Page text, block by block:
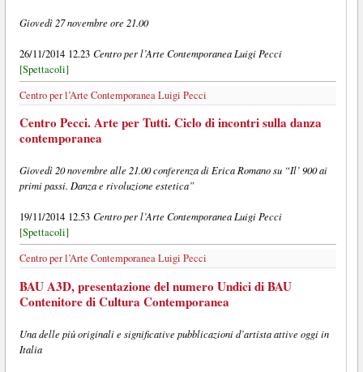
Giovedì 27 novembre ore 21.00
26/11/2014 12.23 Centro per l’Arte Contemporanea Luigi Pecci
[Spettacoli]
Centro per l’Arte Contemporanea Luigi Pecci
Centro Pecci. Arte per Tutti. Ciclo di incontri sulla danza
contemporanea
Giovedì 20 novembre alle 21.00 conferenza di Erica Romano su “Il’ 900 ai
primi passi. Danza e rivoluzione estetica”
19/11/2014 12.53 Centro per l’Arte Contemporanea Luigi Pecci
[Spettacoli]
Centro per l’Arte Contemporanea Luigi Pecci
BAU A3D, presentazione del numero Undici di BAU
Contenitore di Cultura Contemporanea
Una delle più originali e significative pubblicazioni d’artista attive oggi in
Italia